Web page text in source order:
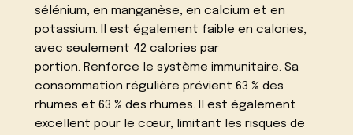
sélénium, en manganèse, en calcium et en
potassium. Il est également faible en calories,
avec seulement 42 calories par
portion. Renforce le système immunitaire. Sa
consommation régulière prévient 63 % des
rhumes et 63 % des rhumes. Il est également
excellent pour le cœur, limitant les risques de